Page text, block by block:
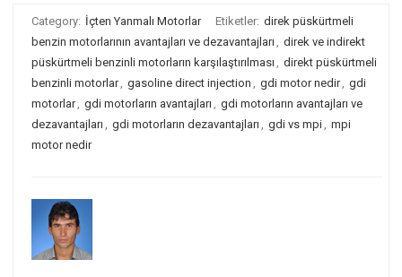
Category: İçten Yanmalı Motorlar Etiketler: direk püskürtmeli
benzin motorlarının avantajları ve dezavantajları
direk ve indirekt
püskürtmeli benzinli motorların karşılaştırılması
direkt püskürtmeli
benzinli motorlar
gasoline direct injection gdi motor nedir
gdi
motorlar
gdi motorların avantajları
gdi motorların avantajları ve
dezavantajları
gdi motorların dezavantajları gdi vs mpi
mpi
motor nedir